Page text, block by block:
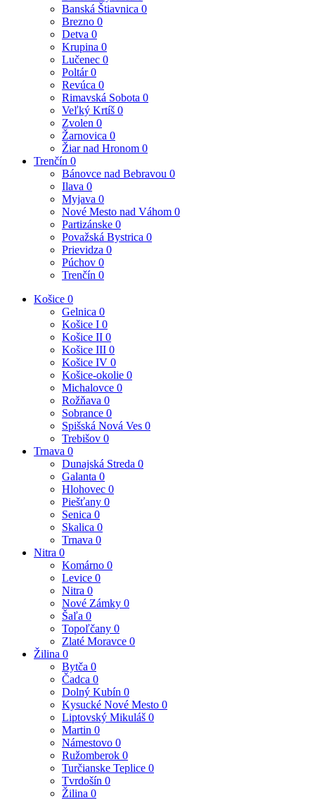
Banská Štiavnica 0
Brezno 0
Detva 0
Krupina 0
Lučenec 0
Poltár0
Revúca 0
Rimavská Sobota 0
Veľký Krtíš 0
Zvolen 0
Žarnovica 0
Žiar nad Hronom 0
Trenčín 0
Bánovce nad Bebravou 0
Ilava 0
Myjava 0
Nové Mesto nad Váhom 0
Partizánske 0
Považská Bystrica 0
Prievidza 0
Púchov 0
Trenčín 0
Košice 0
Gelnica 0
Košice I 0
Košice II 0
Košice III 0
Košice IV 0
Košice-okolie 0
Michalovce 0
Rožňava 0
Sobrance 0
Spišská Nová Ves 0
Trebišov 0
Trnava 0
Dunajská Streda 0
Galanta 0
Hlohovec 0
Piešťany 0
Senica 0
Skalica 0
Trnava 0
Nitra 0
Komárno 0
Levice 0
Nitra 0
Nové Zámky 0
Šaľa 0
Topoľčany 0
Zlaté Moravce 0
Žilina 0
Bytča 0
Čadca 0
Dolný Kubín 0
Kysucké Nové Mesto 0
Liptovský Mikuláš 0
Martin 0
Námestovo 0
Ružomberok 0
Turčianske Teplice 0
Tvrdošín 0
Žilina 0